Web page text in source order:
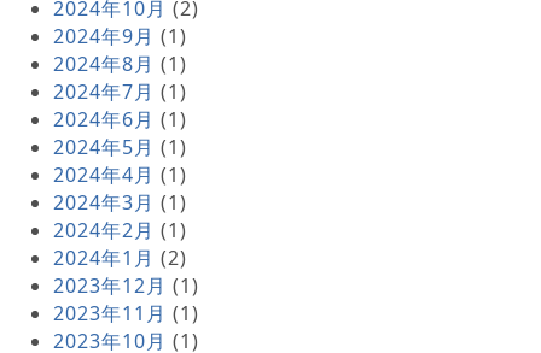
2024年10月 (2)
2024年9月 (1)
2024年8月 (1)
2024年7月 (1)
2024年6月 (1)
2024年5月 (1)
2024年4月 (1)
2024年3月 (1)
2024年2月 (1)
2024年1月 (2)
2023年12月 (1)
2023年11月 (1)
2023年10月 (1)